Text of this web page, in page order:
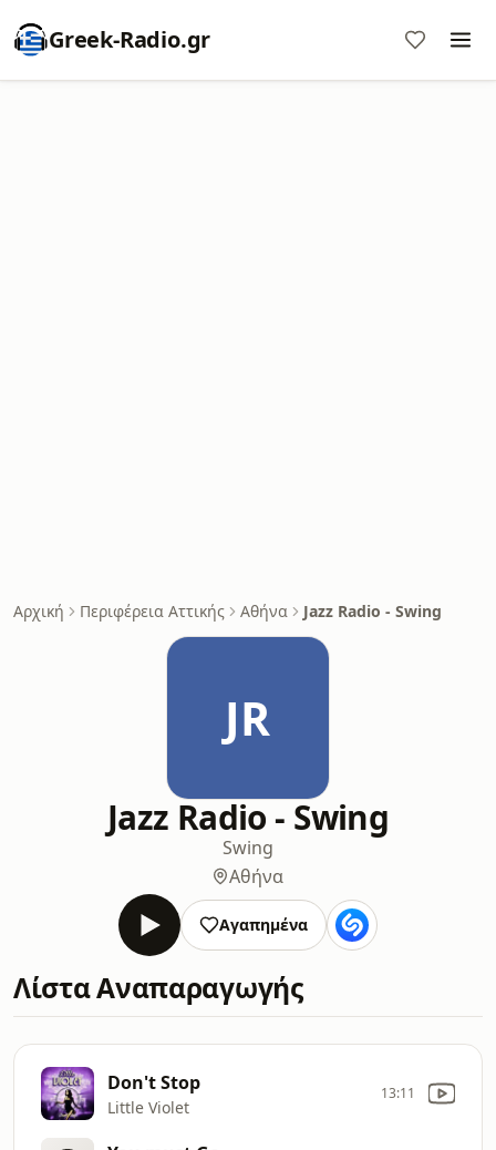
Greek-Radio.gr
Αρχική Περιφέρεια Αττικής Αθήνα Jazz Radio - Swing
JR
Jazz Radio - Swing
Swing
Αθήνα
Αγαπημένα
Λίστα Αναπαραγωγής
Don't Stop
Little Violet
13:11